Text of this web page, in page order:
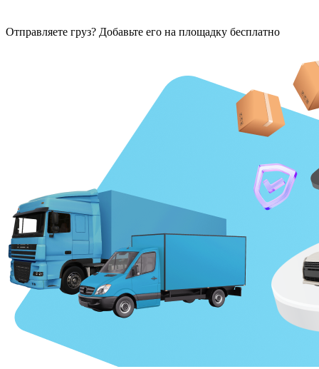
Отправляете груз? Добавьте его на площадку бесплатно